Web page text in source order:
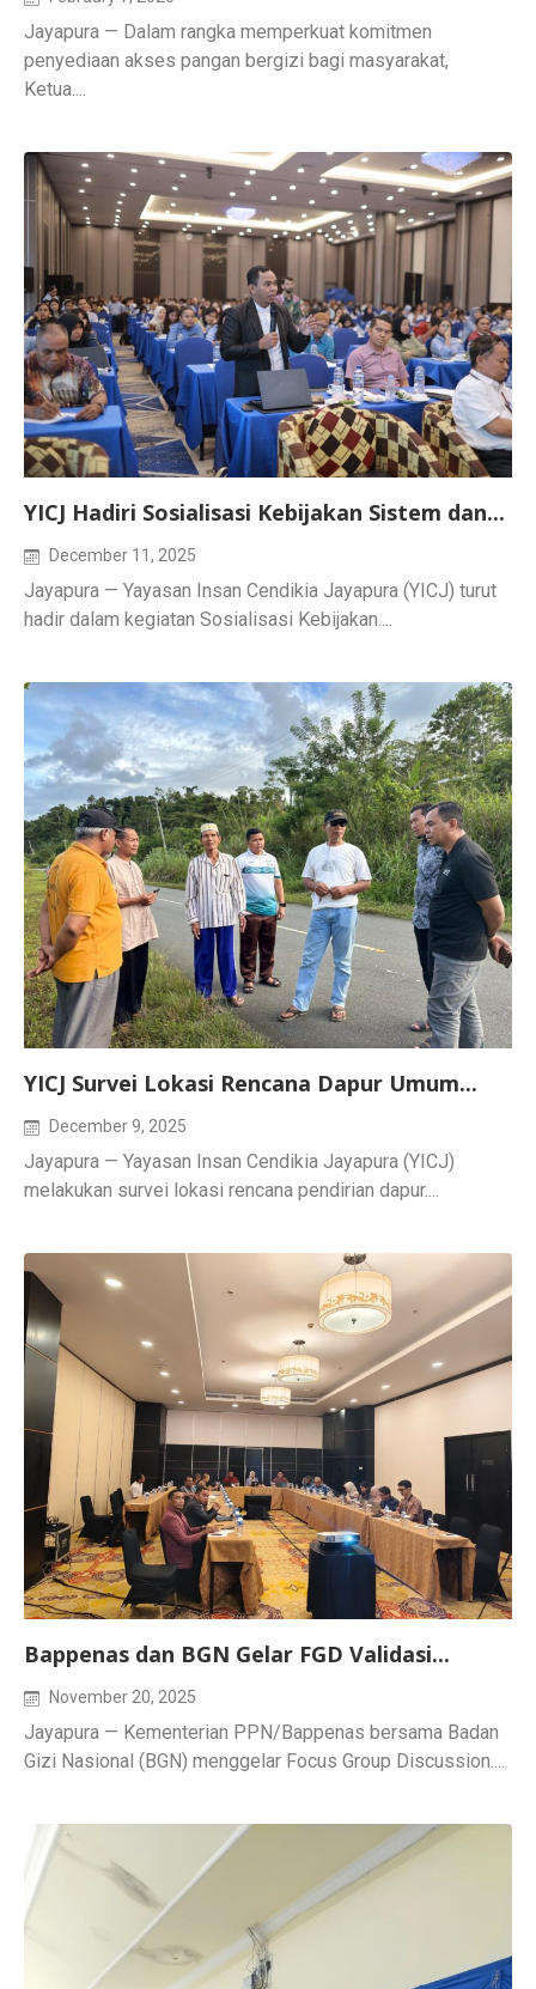
Jayapura — Dalam rangka memperkuat komitmen
penyediaan akses pangan bergizi bagi masyarakat,
Ketua....
YICJ Hadiri Sosialisasi Kebijakan Sistem dan...
December 11, 2025
Jayapura — Yayasan Insan Cendikia Jayapura (YICJ) turut
hadir dalam kegiatan Sosialisasi Kebijakan....
YICJ Survei Lokasi Rencana Dapur Umum...
December 9, 2025
Jayapura — Yayasan Insan Cendikia Jayapura (YICJ)
melakukan survei lokasi rencana pendirian dapur....
Bappenas dan BGN Gelar FGD Validasi...
November 20, 2025
Jayapura — Kementerian PPN/Bappenas bersama Badan
Gizi Nasional (BGN) menggelar Focus Group Discussion....